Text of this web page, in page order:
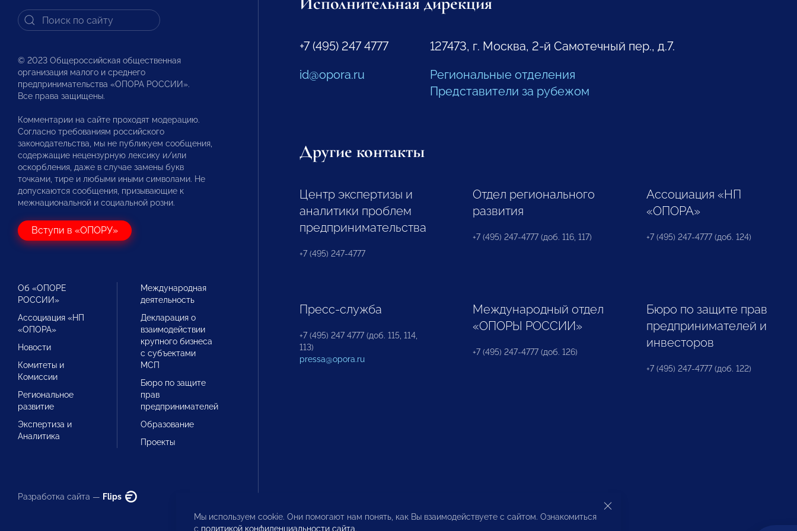
© 2023 Общероссийская общественная
организация малого и среднего
предпринимательства «ОПОРА РОССИИ».
Все права защищены.
Комментарии на сайте проходят модерацию.
Согласно требованиям российского
законодательства, мы не публикуем сообщения,
содержащие нецензурную лексику и/или
оскорбления, даже в случае замены букв
точками, тире и любыми иными символами. Не
допускаются сообщения, призывающие к
межнациональной и социальной розни.
Вступи в «ОПОРУ»
Об «ОПОРЕ
РОССИИ»
Ассоциация «НП
«ОПОРА»
Новости
Комитеты и
Комиссии
Региональное
развитие
Экспертиза и
Аналитика
Международная
деятельность
Декларация о
взаимодействии
крупного бизнеса
с субъектами
МСП
Бюро по защите
прав
предпринимателей
Образование
Проекты
Разработка сайта — Flips
+7 (495) 247 4777
id@opora.ru
127473, г. Москва, 2-й Самотечный пер., д.7.
Региональные отделения
Представители за рубежом
Другие контакты
Центр экспертизы и
аналитики проблем
предпринимательства
+7 (495) 247-4777
Отдел регионального
развития
+7 (495) 247-4777 (доб. 116, 117)
Ассоциация «НП
«ОПОРА»
+7 (495) 247-4777 (доб. 124)
Пресс-служба
+7 (495) 247 4777 (доб. 115, 114,
113)
pressa@opora.ru
Международный отдел
«ОПОРЫ РОССИИ»
+7 (495) 247-4777 (доб. 126)
Бюро по защите прав
предпринимателей и
инвесторов
+7 (495) 247-4777 (доб. 122)
Мы используем cookie. Они помогают нам понять, как Вы взаимодействуете с сайтом. Ознакомиться
с политикой конфиденциальности сайта.